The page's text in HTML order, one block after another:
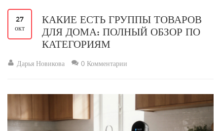
27
окт
КАКИЕ ЕСТЬ ГРУППЫ ТОВАРОВ
ДЛЯ ДОМА: ПОЛНЫЙ ОБЗОР ПО
КАТЕГОРИЯМ
Дарья Новикова 0 Комментарии